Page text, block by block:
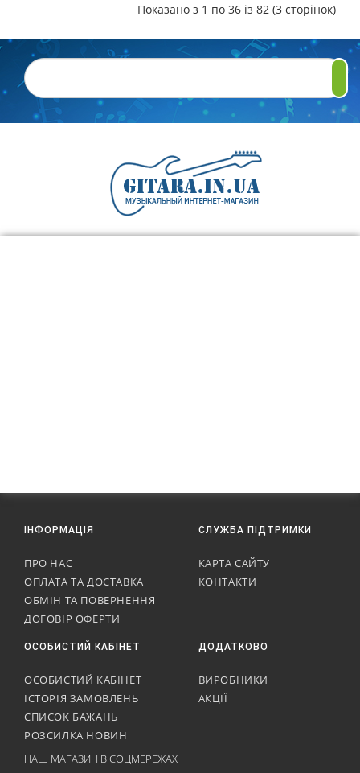
Показано з 1 по 36 із 82 (3 сторінок)
ІНФОРМАЦІЯ
ПРО НАС
ОПЛАТА ТА ДОСТАВКА
ОБМІН ТА ПОВЕРНЕННЯ
ДОГОВІР ОФЕРТИ
СЛУЖБА ПІДТРИМКИ
КАРТА САЙТУ
КОНТАКТИ
ОСОБИСТИЙ КАБІНЕТ
ОСОБИСТИЙ КАБІНЕТ
ІСТОРІЯ ЗАМОВЛЕНЬ
СПИСОК БАЖАНЬ
РОЗСИЛКА НОВИН
ДОДАТКОВО
ВИРОБНИКИ
АКЦІЇ
НАШ МАГАЗИН В СОЦМЕРЕЖАХ